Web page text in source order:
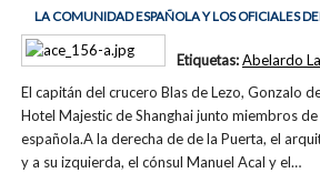
LA COMUNIDAD ESPAÑOLA Y LOS OFICIALES
El capitán del crucero Blas de Lezo, Gonzalo
Hotel Majestic de Shanghai junto miembros
española.A la derecha de de la Puerta, el
y a su izquierda, el cónsul Manuel Acal y el…
Etiquetas:Abelardo